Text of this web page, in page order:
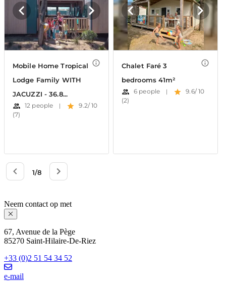
Neem contact op met
67, Avenue de la Pège
85270 Saint-Hilaire-De-Riez
+33 (0)2 51 54 34 52
e-mail